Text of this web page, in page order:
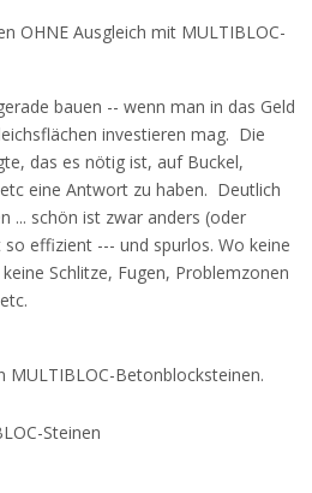
bauen -- wenn man in das Geld
investieren mag. Die
das es nötig ist, auf Buckel,
eine Antwort zu haben. Deutlich
... schön ist zwar anders (oder
effizient --- und spurlos. Wo keine
Schlitze, Fugen, Problemzonen